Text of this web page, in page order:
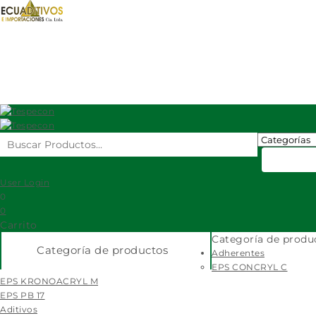
User Login
0
0
Carrito
Categoría de productos
Categoría de
Adherentes
EPS CONCRYL C
EPS KRONOACRYL M
EPS PB 17
Aditivos